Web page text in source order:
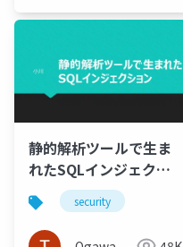
静的解析ツールで生ま
れたSQLインジェクシ
ョン
security